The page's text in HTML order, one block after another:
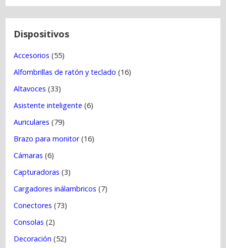
e
n
Dispositivos
Accesorios (55)
Alfombrillas de ratón y teclado (16)
Altavoces (33)
Asistente inteligente (6)
Auriculares (79)
Brazo para monitor(16)
Cámaras (6)
Capturadoras (3)
Cargadores inálambricos (7)
Conectores (73)
Consolas (2)
Decoración (52)